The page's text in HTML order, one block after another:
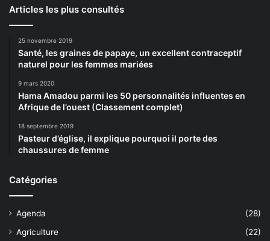
Articles les plus consultés
25 novembre 2019
Santé, les graines de papaye, un excellent contraceptif
naturel pour les femmes mariées
9 mars 2020
Hama Amadou parmi les 50 personnalités influentes en
Afrique de l’ouest (Classement complet)
18 septembre 2019
Pasteur d’église, il explique pourquoi il porte des
chaussures de femme
Catégories
Agenda
(28)
Agriculture
(22)